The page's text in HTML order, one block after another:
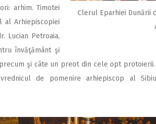
Clerul Eparhiei Dunării
arhim. Timotei
al Arhiepiscopiei
Lucian Petroaia,
învăţământ şi
şi câte un preot din cele opt
de pomenire arhiepiscop al